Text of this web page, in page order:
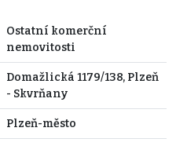
Ostatní komerční
nemovitosti
Domažlická 1179/138, Plzeň
- Skvrňany
Plzeň-město